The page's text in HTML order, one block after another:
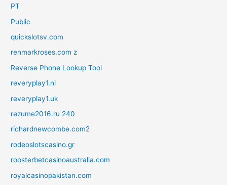
PT
Public
quickslotsv.com
renmarkroses.com z
Reverse Phone Lookup Tool
reveryplay1.nl
reveryplay1.uk
rezume2016.ru 240
richardnewcombe.com2
rodeoslotscasino.gr
roosterbetcasinoaustralia.com
royalcasinopakistan.com